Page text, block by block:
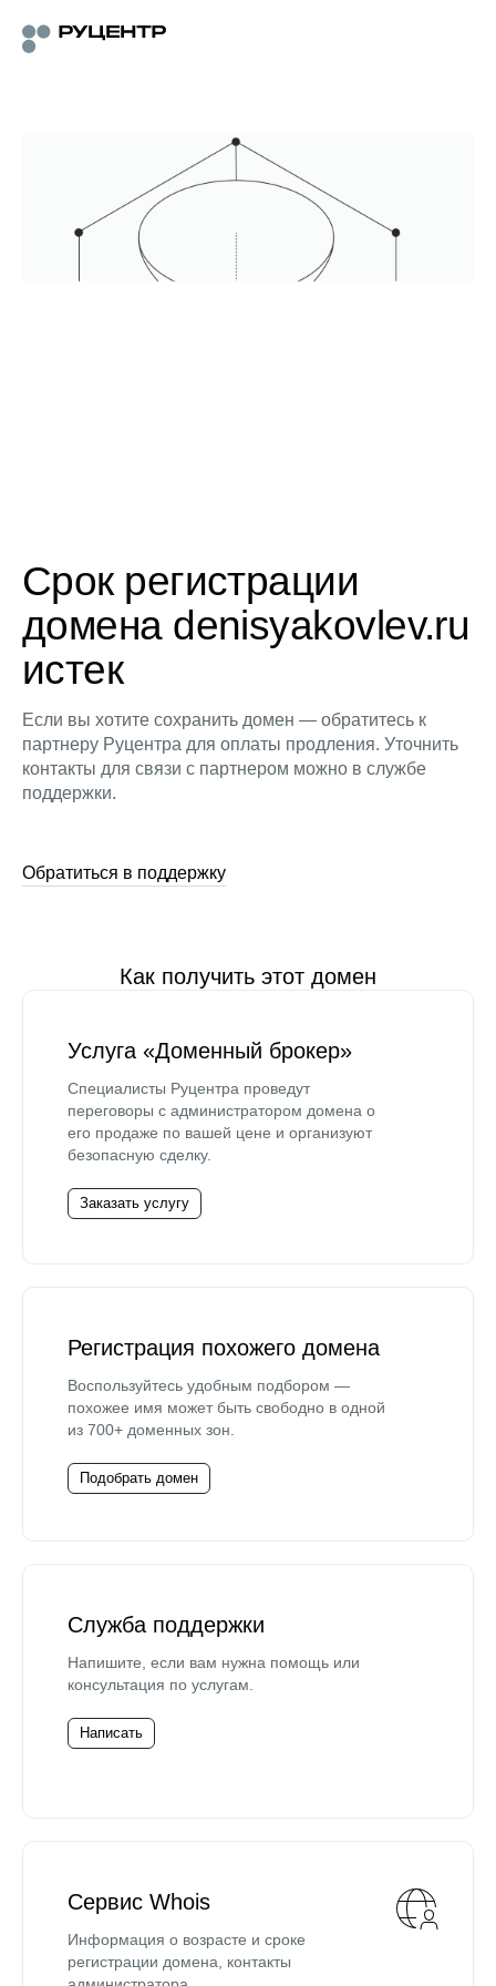
Срок регистрации
домена denisyakovlev.ru
истек
Если вы хотите сохранить домен — обратитесь к
партнеру Руцентра для оплаты продления. Уточнить
контакты для связи с партнером можно в службе
поддержки.
Обратиться в поддержку
Как получить этот домен
Услуга «Доменный брокер»
Специалисты Руцентра проведут
переговоры с администратором домена о
его продаже по вашей цене и организуют
безопасную сделку.
Заказать услугу
Регистрация похожего домена
Воспользуйтесь удобным подбором —
похожее имя может быть свободно в одной
из 700+ доменных зон.
Подобрать домен
Служба поддержки
Напишите, если вам нужна помощь или
консультация по услугам.
Написать
Сервис Whois
Информация о возрасте и сроке
регистрации домена, контакты